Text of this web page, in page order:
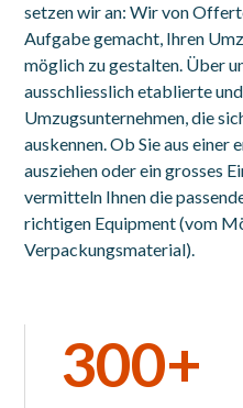
setzen wir an: Wir von
Aufgabe gemacht, Ihren
möglich zu gestalten. Über
ausschliesslich etablierte
Umzugsunternehmen, die
auskennen. Ob Sie aus
ausziehen oder ein grosses
vermitteln Ihnen die
richtigen Equipment (vom
Verpackungsmaterial).
300+